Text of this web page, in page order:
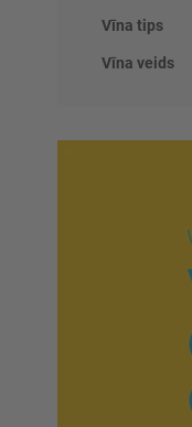
Vīna tips
Vīna veids